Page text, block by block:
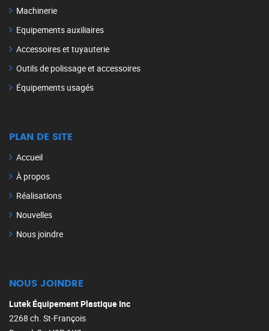
Machinerie
Equipements auxiliaires
Accessoires et tuyauterie
Outils de polissage et accessoires
Équipements usagés
PLAN DE SITE
Accueil
À propos
Réalisations
Nouvelles
Nous joindre
NOUS JOINDRE
Lutek Équipement Plastique Inc
2268 ch. St-François